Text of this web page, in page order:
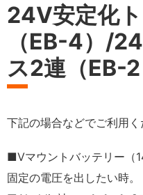
24V安定化
（EB-4）/
ス2連（EB-
下記の場合などでご利用く
■Vマウントバッテリー（
固定の電圧を出したい時。